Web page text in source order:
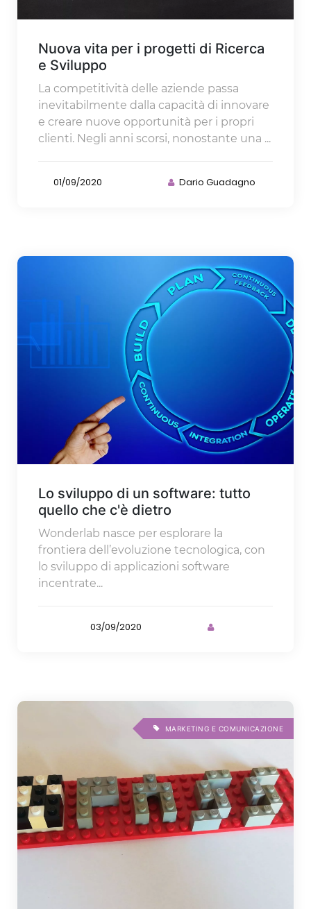
Nuova vita per i progetti di Ricerca
e Sviluppo
La competitività delle aziende passa
inevitabilmente dalla capacità di innovare
e creare nuove opportunità per i propri
clienti. Negli anni scorsi, nonostante una ...
01/09/2020 Dario Guadagno
Lo sviluppo di un software: tutto
quello che c'è dietro
Wonderlab nasce per esplorare la
frontiera dell’evoluzione tecnologica, con
lo sviluppo di applicazioni software
incentrate...
03/09/2020
MARKETING E COMUNICAZIONE